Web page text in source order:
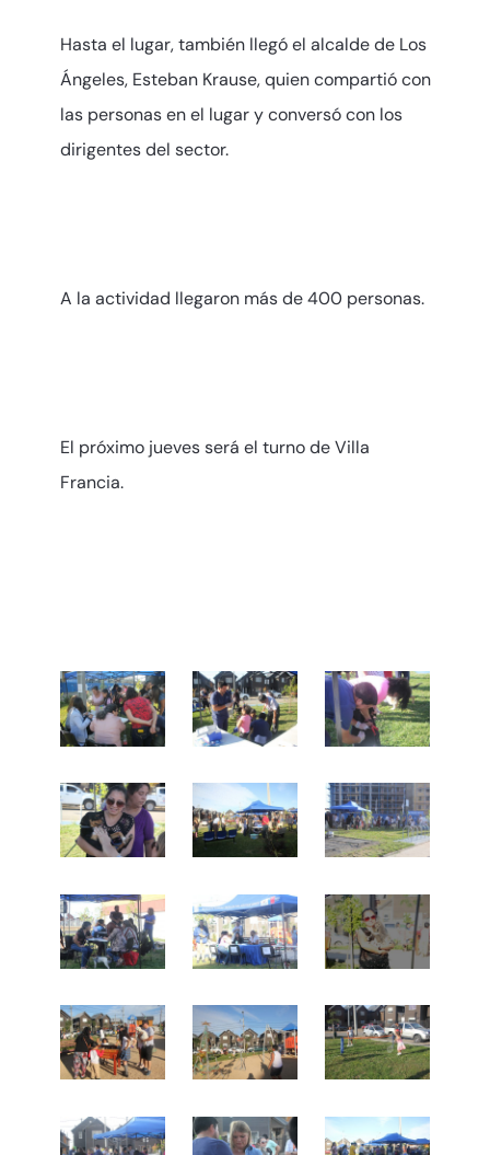
Hasta el lugar, también llegó el alcalde de Los
Ángeles, Esteban Krause, quien compartió con
las personas en el lugar y conversó con los
dirigentes del sector.
A la actividad llegaron más de 400 personas.
El próximo jueves será el turno de Villa
Francia.